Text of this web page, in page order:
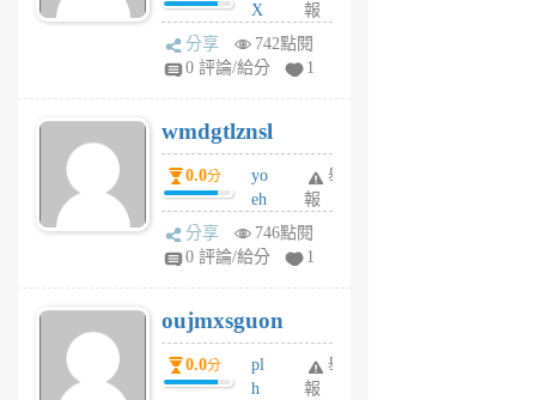
X
Pe
Jc
R
P
m
v
A
V
個
月
前
報
分享
742點閱
0 評論/給分
1
wmdgtlznsl
0.0分
yo
eh
ld
gy
個
月
前
舉
報
分享
746點閱
0 評論/給分
1
oujmxsguon
0.0分
pl
h
舉
報